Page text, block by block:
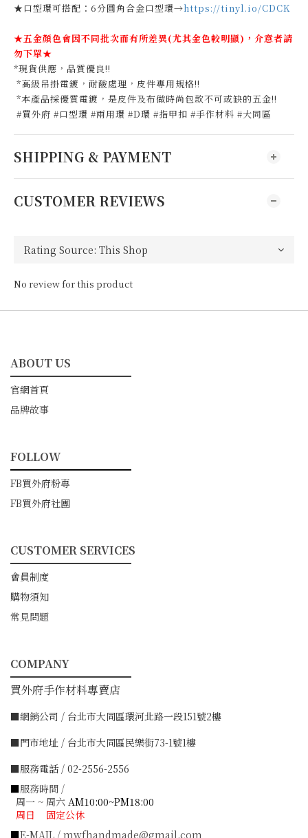
★口型環可搭配：6分圓角合金口型環→https://tinyl.io/CDCK
★五金顏色會因不同批次而有所差異(尤其金色較明顯)，介意者請
勿下單★
*現貨供應，品質優良!!
*高級吊掛電鍍，耐酸處理，皮件專用規格!!
*本產品採優質電鍍，是皮件及布做時尚包款不可或缺的五金!!
#買外府 #口型環 #兩用環 #D環 #指甲扣 #手作材料 #大同區
SHIPPING & PAYMENT
CUSTOMER REVIEWS
No review for this product
ABOUT US
━━━━━━━━━━━
官網首頁
品牌故事
FOLLOW
━━━━━━━━━━━
FB買外府粉專
FB買外府社團
CUSTOMER SERVICES
━━━━━━━━━━━
會員制度
購物須知
常見問題
COMPANY
━━━━━━━━━━━
買外府手作材料專賣店
■網銷公司 / 台北市大同區環河北路一段151號2樓
■門市地址 / 台北市大同區民樂街73-1號1樓
■服務電話 / 02-2556-2556
■服務時間 /
周一 ~ 周六 AM10:00~PM18:00
周日 固定公休
■E-MAIL / mwfhandmade@gmail.com